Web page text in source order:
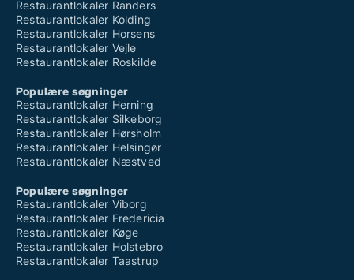
Restaurantlokaler Randers
Restaurantlokaler Kolding
Restaurantlokaler Horsens
Restaurantlokaler Vejle
Restaurantlokaler Roskilde
Populære søgninger
Restaurantlokaler Herning
Restaurantlokaler Silkeborg
Restaurantlokaler Hørsholm
Restaurantlokaler Helsingør
Restaurantlokaler Næstved
Populære søgninger
Restaurantlokaler Viborg
Restaurantlokaler Fredericia
Restaurantlokaler Køge
Restaurantlokaler Holstebro
Restaurantlokaler Taastrup